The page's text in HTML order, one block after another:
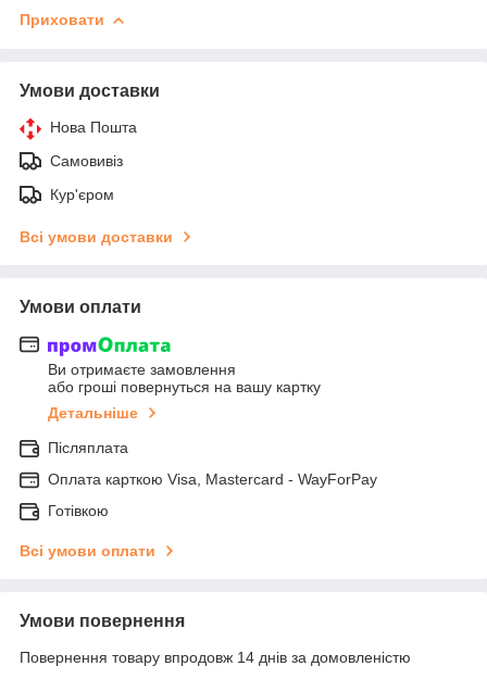
Приховати
Умови доставки
Нова Пошта
Самовивіз
Кур'єром
Всі умови доставки
Умови оплати
Ви отримаєте замовлення
або гроші повернуться на вашу картку
Детальніше
Післяплата
Оплата карткою Visa, Mastercard - WayForPay
Готівкою
Всі умови оплати
Умови повернення
Повернення товару впродовж 14 днів за домовленістю